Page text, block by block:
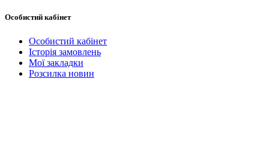
Особистий кабінет
Особистий кабінет
Історія замовлень
Мої закладки
Розсилка новин